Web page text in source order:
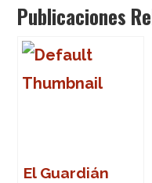
Publicaciones
El Guardián